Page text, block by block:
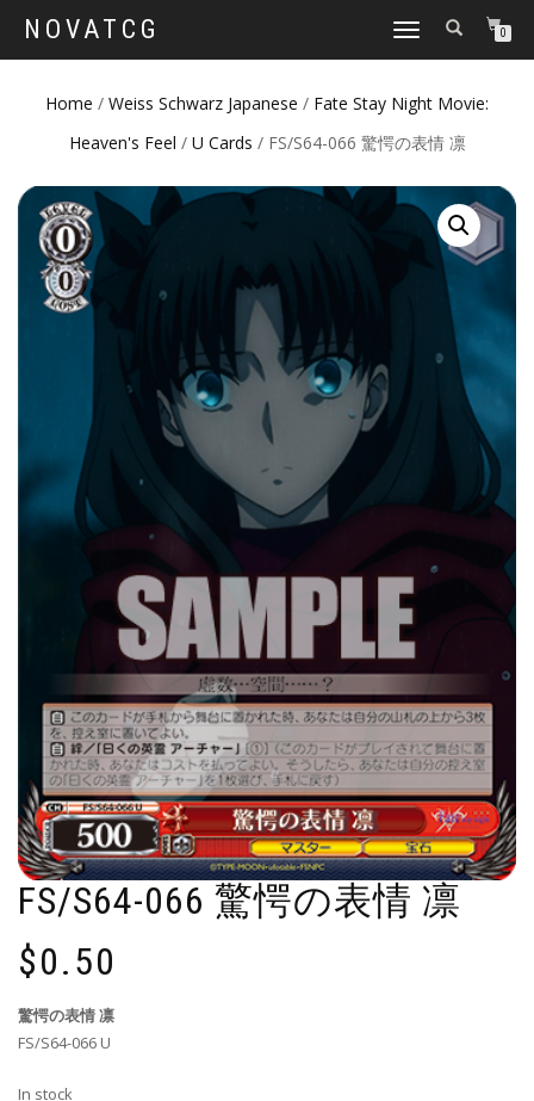
NOVATCG
TOGGLE
0
Home / Weiss Schwarz Japanese / Fate Stay Night Movie:
Heaven's Feel / U Cards / FS/S64-066 驚愕の表情 凛
FS/S64-066 驚愕の表情 凛
$0.50
驚愕の表情 凛
FS/S64-066 U
In stock